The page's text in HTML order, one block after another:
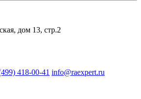
дом 13, стр.2
418-00-41 info@raexpert.ru